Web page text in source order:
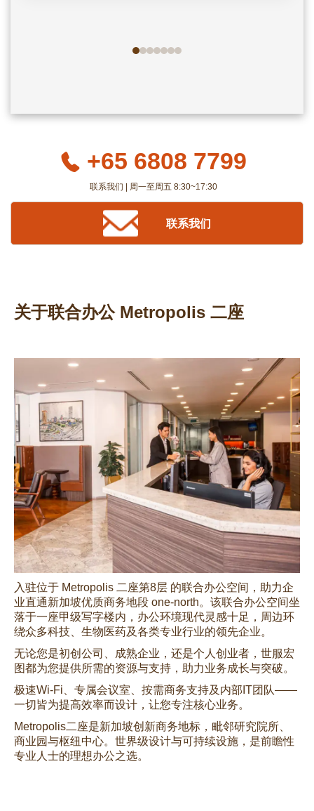
+65 6808 7799
联系我们 | 周一至周五 8:30~17:30
联系我们
关于联合办公 Metropolis 二座
入驻位于 Metropolis 二座第8层 的联合办公空间，助力企
业直通新加坡优质商务地段 one-north。该联合办公空间坐
落于一座甲级写字楼内，办公环境现代灵感十足，周边环
绕众多科技、生物医药及各类专业行业的领先企业。
无论您是初创公司、成熟企业，还是个人创业者，世服宏
图都为您提供所需的资源与支持，助力业务成长与突破。
极速Wi-Fi、专属会议室、按需商务支持及内部IT团队——
一切皆为提高效率而设计，让您专注核心业务。
Metropolis二座是新加坡创新商务地标，毗邻研究院所、
商业园与枢纽中心。世界级设计与可持续设施，是前瞻性
专业人士的理想办公之选。